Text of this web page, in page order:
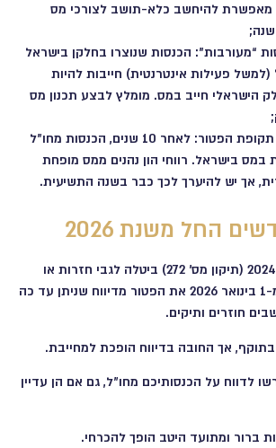
מאפשרת להיחשב כלא-תושב לצורכי מס
“מעורבות”: הכנסות שנוצרו בחלקן בישראל
(למשל פעילות אינטרנטית) חייבות להיות
הישראלי חייב במס. מומלץ לבצע תכנון מס
היערכו לסיום תקופת הפטור: לאחר 10 שנים, הכנסות מחו"ל
במס בישראל. רווחי הון נהנים ממס מופחת
אך יש להיערך לכך כבר בשנה התשיעית.
החל משנת 2026
רפורמת המס לשנת 2024 (תיקון מס' 272) ביטלה לגבי חזרות או
עליות חדשות החל מ-1 בינואר 2026 את הפטור מדיווח שניתן עד כה
חוזרים ותיקים.
אך החובה בדיווח הופכת למחייבת.
לדווח על הכנסותיכם מחו"ל, גם אם הן עדיין
ברור ומתועד היטב הופך להכרחי.